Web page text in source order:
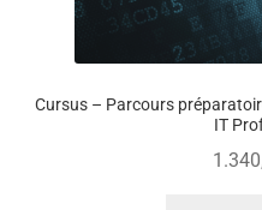
Cursus – Parcours
IT